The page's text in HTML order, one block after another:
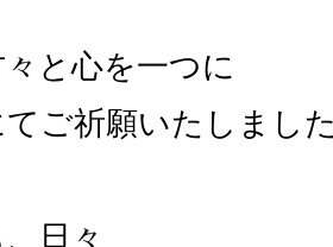
と心を一つに
てご祈願いたしまし
日々